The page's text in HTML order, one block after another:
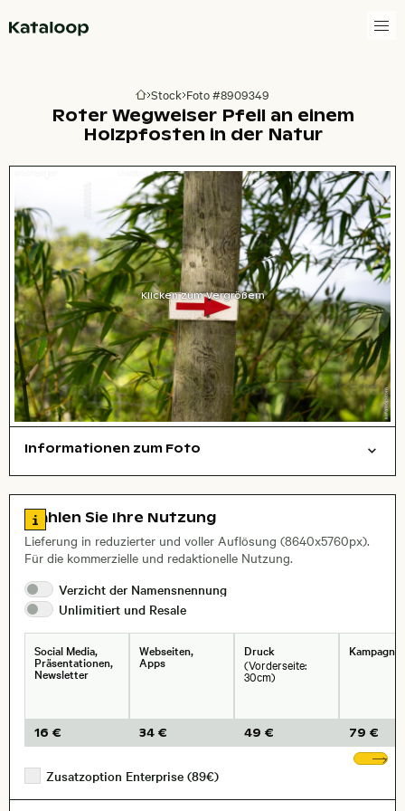
Zur Homepage
Stock Foto #8909349
Roter Wegweiser Pfeil an einem
Holzpfosten in der Natur
Klicken zum Vergrößern
Informationen zum Foto
, Objektiv
Zu den Lizenzinformationen springen
Wählen Sie Ihre Nutzung
Lieferung in reduzierter und voller Auflösung (8640x5760px).
Für die kommerzielle und redaktionelle Nutzung.
Verzicht der Namensnennung
Unlimitiert und Resale
Social Media,
Präsentationen,
Newsletter
16 €
Webseiten,
Apps
34 €
Druck
(Vorderseite:
30cm)
49 € 79 €
Zusatzoption Enterprise (89€)